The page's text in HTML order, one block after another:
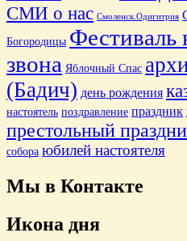
СМИ о нас Смоленск.Одигитрия
Богородицы Фестиваль
звона Яблочный Спас
(Бадич) день рождения
настоятель поздравление праздник
престольный
собора юбилей настоятеля
Мы в Контакте
Икона дня